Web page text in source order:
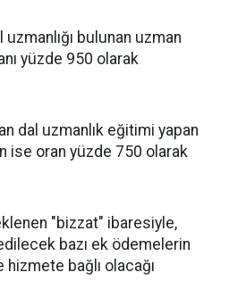
bulunan uzman
yüzde 950 olarak
dal uzmanlık eğitimi yapan
ise oran yüzde 750 olarak
"bizzat" ibaresiyle,
bazı ek ödemelerin
bağlı olacağı